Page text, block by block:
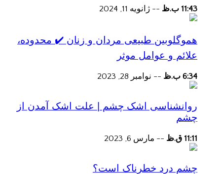
11:43 ب.ظ -- ژانویه 11, 2024
هموگلوبین طبیعی مردان و زنان ✔️ محدوده،
علائم و عوامل موثر
6:34 ب.ظ -- نوامبر 28, 2023
روانشناسی اشک چشم | علت اشک آمدن از
چشم
11:11 ق.ظ -- مارس 6, 2023
چشم درد خطرناک است؟